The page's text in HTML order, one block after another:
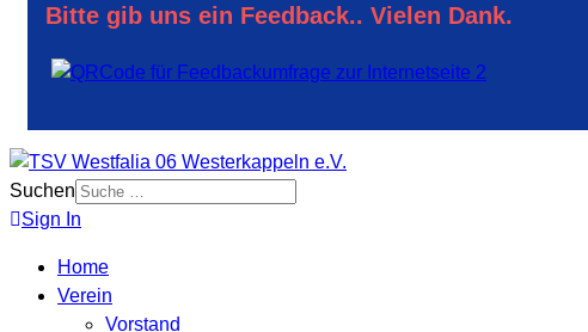
Bitte gib uns ein Feedback.. Vielen Dank.
Suchen
Sign In
Home
Verein
Vorstand